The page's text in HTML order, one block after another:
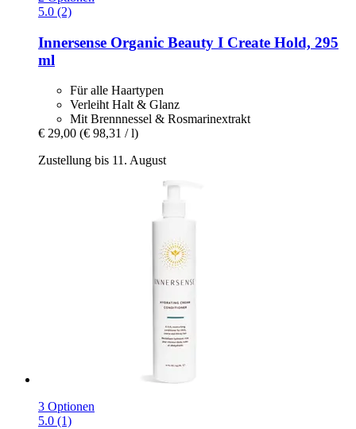
5.0 (2)
Innersense Organic Beauty I Create Hold, 295
ml
Für alle Haartypen
Verleiht Halt & Glanz
Mit Brennnessel & Rosmarinextrakt
€ 29,00 (€ 98,31 / l)
Zustellung bis 11. August
3 Optionen
5.0 (1)